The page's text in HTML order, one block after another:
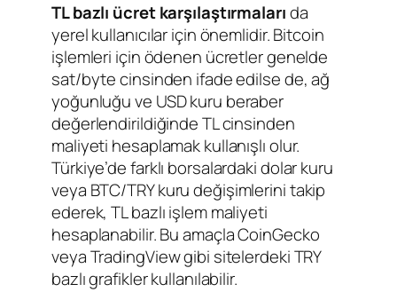
TL bazlı ücret karşılaştırmalarıda
yerel kullanıcılar için önemlidir. Bitcoin
işlemleri için ödenen ücretler genelde
sat/byte cinsinden ifade edilse de, ağ
yoğunluğu ve USD kuru beraber
değerlendirildiğinde TL cinsinden
maliyeti hesaplamak kullanışlı olur.
Türkiye’de farklı borsalardaki dolar kuru
veya BTC/TRY kuru değişimlerini takip
ederek, TL bazlı işlem maliyeti
hesaplanabilir. Bu amaçla CoinGecko
veya TradingView gibi sitelerdeki TRY
bazlı grafikler kullanılabilir.